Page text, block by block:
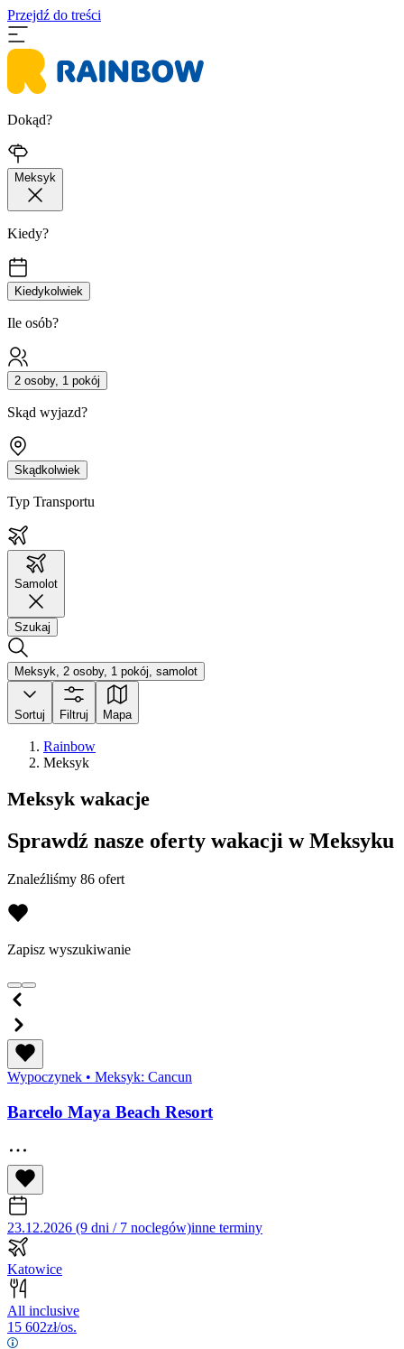
Przejdź do treści
Dokąd?
Meksyk
Kiedy?
Kiedykolwiek
Ile osób?
2 osoby, 1 pokój
Skąd wyjazd?
Skądkolwiek
Typ Transportu
Samolot
Szukaj
Meksyk, 2 osoby, 1 pokój, samolot
Sortuj Filtruj Mapa
Rainbow
Meksyk
Meksyk wakacje
Sprawdź nasze oferty wakacji w Meksyku
Znaleźliśmy 86 ofert
Zapisz wyszukiwanie
Wypoczynek • Meksyk: Cancun
Barcelo Maya Beach Resort
23.12.2026 (9 dni / 7 noclegów)inne terminy
Katowice
All inclusive
15 602zł/os.